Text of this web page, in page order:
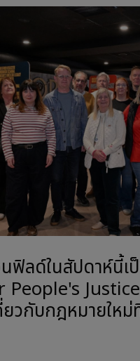
ฟิลด์ในสัปดาห์นี้เ
วกับกฎหมายให